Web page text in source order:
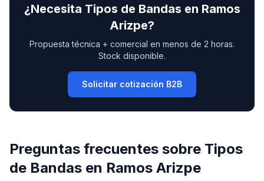
¿Necesita Tipos de Bandas en Ramos
Arizpe?
Propuesta técnica + comercial en menos de 2 horas.
Stock disponible.
Solicitar cotización B2B
Preguntas frecuentes sobre Tipos
de Bandas en Ramos Arizpe